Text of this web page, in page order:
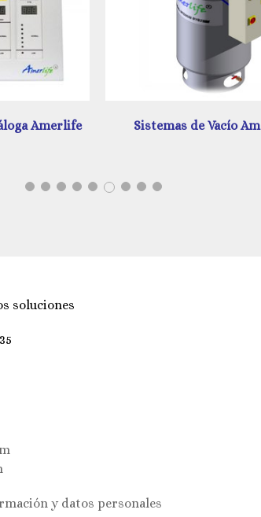
Amerlife Unidad de Regulación
soluciones
y datos personales